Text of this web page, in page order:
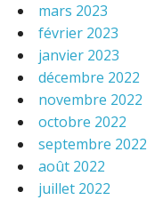
mars 2023
février 2023
janvier 2023
décembre 2022
novembre 2022
octobre 2022
septembre 2022
août 2022
juillet 2022